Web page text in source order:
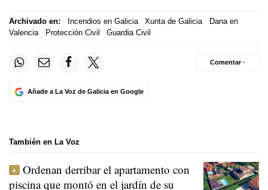
Archivado en: Incendios en Galicia Xunta de Galicia
Dana en
Valencia
Protección Civil Guardia Civil
Añade a La Voz de Galicia en Google
Comentar ·
También en La Voz
Ordenan derribar el apartamento con
piscina que montó en el jardín de su